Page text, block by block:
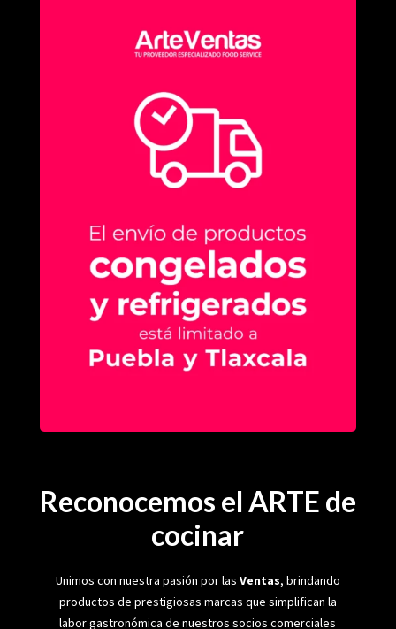
Reconocemos el ARTE de
cocinar
Unimos con nuestra pasión por las Ventas, brindando
productos de prestigiosas marcas que simplifican la
labor gastronómica de nuestros socios comerciales